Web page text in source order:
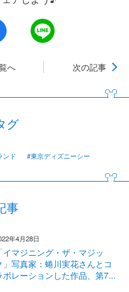
へ 次の記事
グ
ンド #東京ディズニーシー
事
年4月28日
「イマジニング・ザ・マジッ
」写真家：蜷川実花さんとコ
ボレーションした作品、第7...